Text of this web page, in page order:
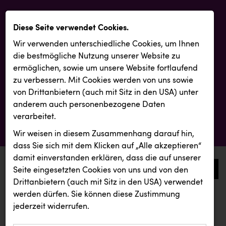
0
aktuelle aussendungen
aktuelle aussendungen
Diese Seite verwendet Cookies.
Wir verwenden unterschiedliche Cookies, um Ihnen
die best­mögliche Nutzung unserer Website zu
ermöglichen, sowie um unsere Website fortlaufend
zu verbessern. Mit Cookies werden von uns sowie
von Drittanbietern (auch mit Sitz in den USA) unter
anderem auch personenbezogene Daten
verarbeitet.
Wir weisen in diesem Zusammenhang darauf hin,
dass Sie sich mit dem Klicken auf „Alle akzeptieren“
damit ein­ver­standen erklären, dass die auf unserer
Seite eingesetzten Cookies von uns und von den
Drittanbietern (auch mit Sitz in den USA) verwendet
werden dürfen. Sie können diese Zustimmung
jederzeit widerrufen.